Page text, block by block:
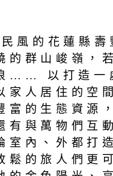
的花蓮縣壽
群山峻嶺，
…… 以打造一
人居住的空
的生態資源
與萬物們互
內、外都打
的旅人們更